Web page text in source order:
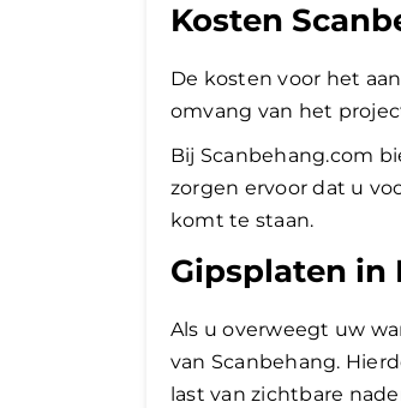
Kosten
De kosten voor het
omvang van het
Bij Scanbehang.com
zorgen ervoor dat u
komt te staan.
Gipsplaten in
Als u overweegt uw
van Scanbehang.
last van zichtbare